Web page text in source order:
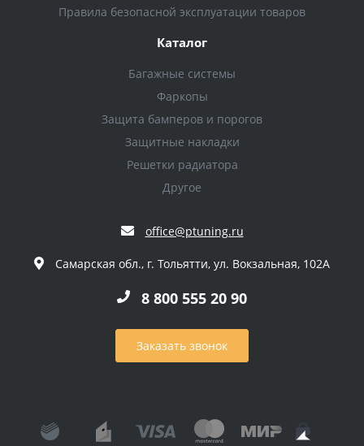
Правила безопасной эксплуатации товаров
Каталог
Багажные системы
Фаркопы
Защита бамперов и порогов
Защитные накладки
Решетки радиатора
Другое
office@ptuning.ru
Самарская обл., г. Тольятти, ул. Вокзальная, 102А
8 800 555 20 90
Заказать звонок